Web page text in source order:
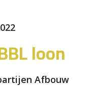
loon
Afbouw